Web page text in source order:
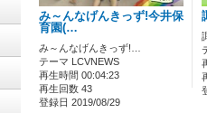
み～んなげんきっず!今井保
育園(…
み～んなげんきっず!…
テーマ LCVNEWS
再生時間 00:04:23
再生回数 43
登録日 2019/08/29